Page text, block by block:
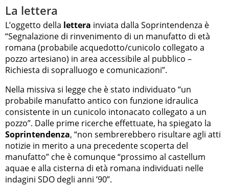
La lettera
L’oggetto della lettera inviata dalla Soprintendenza è
“Segnalazione di rinvenimento di un manufatto di età
romana (probabile acquedotto/cunicolo collegato a
pozzo artesiano) in area accessibile al pubblico –
Richiesta di sopralluogo e comunicazioni”.
Nella missiva si legge che è stato individuato “un
probabile manufatto antico con funzione idraulica
consistente in un cunicolo intonacato collegato a un
pozzo”. Dalle prime ricerche effettuate, ha spiegato la
Soprintendenza, “non sembrerebbero risultare agli atti
notizie in merito a una precedente scoperta del
manufatto” che è comunque “prossimo al castellum
aquae e alla cisterna di età romana individuati nelle
indagini SDO degli anni ’90”.